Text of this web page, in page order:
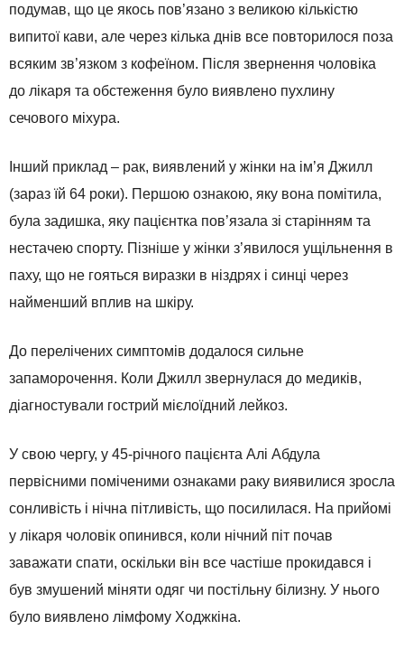
подумав, що це якось пов’язано з великою кількістю
випитої кави, але через кілька днів все повторилося поза
всяким зв’язком з кофеїном. Після звернення чоловіка
до лікаря та обстеження було виявлено пухлину
сечового міхура.
Інший приклад – рак, виявлений у жінки на ім’я Джилл
(зараз їй 64 роки). Першою ознакою, яку вона помітила,
була задишка, яку пацієнтка пов’язала зі старінням та
нестачею спорту. Пізніше у жінки з’явилося ущільнення в
паху, що не гояться виразки в ніздрях і синці через
найменший вплив на шкіру.
До перелічених симптомів додалося сильне
запаморочення. Коли Джилл звернулася до медиків,
діагностували гострий мієлоїдний лейкоз.
У свою чергу, у 45-річного пацієнта Алі Абдула
первісними поміченими ознаками раку виявилися зросла
сонливість і нічна пітливість, що посилилася. На прийомі
у лікаря чоловік опинився, коли нічний піт почав
заважати спати, оскільки він все частіше прокидався і
був змушений міняти одяг чи постільну білизну. У нього
було виявлено лімфому Ходжкіна.